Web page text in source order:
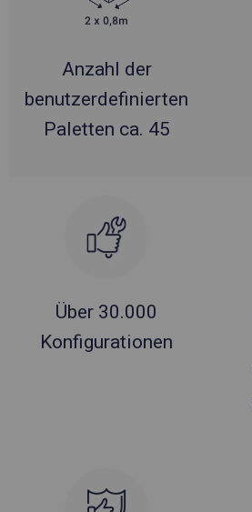
Anzahl der
benutzerdefinierten
Paletten ca. 45
Über 30.000
Konfigurationen